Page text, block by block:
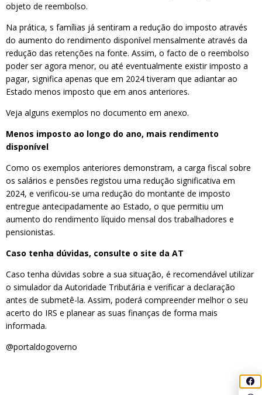
objeto de reembolso.
Na prática, s famílias já sentiram a redução do imposto através
do aumento do rendimento disponível mensalmente através da
redução das retenções na fonte. Assim, o facto de o reembolso
poder ser agora menor, ou até eventualmente existir imposto a
pagar, significa apenas que em 2024 tiveram que adiantar ao
Estado menos imposto que em anos anteriores.
Veja alguns exemplos no documento em anexo.
Menos imposto ao longo do ano, mais rendimento
disponível
Como os exemplos anteriores demonstram, a carga fiscal sobre
os salários e pensões registou uma redução significativa em
2024, e verificou-se uma redução do montante de imposto
entregue antecipadamente ao Estado, o que permitiu um
aumento do rendimento líquido mensal dos trabalhadores e
pensionistas.
Caso tenha dúvidas, consulte o site da AT
Caso tenha dúvidas sobre a sua situação, é recomendável utilizar
o simulador da Autoridade Tributária e verificar a declaração
antes de submetê-la. Assim, poderá compreender melhor o seu
acerto do IRS e planear as suas finanças de forma mais
informada.
@portaldogoverno